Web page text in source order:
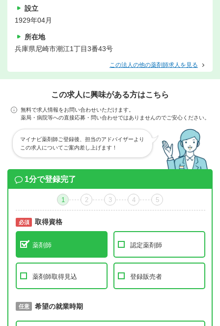
設立
1929年04月
所在地
兵庫県尼崎市潮江1丁目3番43号
この法人の他の薬剤師求人を見る
この求人に興味がある方はこちら
無料で求人情報をお問い合わせいただけます。
薬局・病院等への直接応募・問い合わせではありませんのでご安心ください。
マイナビ薬剤師ご登録後、担当のアドバイザーより
この求人についてご案内差し上げます！
1分で登録完了
1 2 3 4 5
必須 取得資格
薬剤師 認定薬剤師
薬剤師取得見込 登録販売者
必須 取得予定年
任意 希望の就業時期